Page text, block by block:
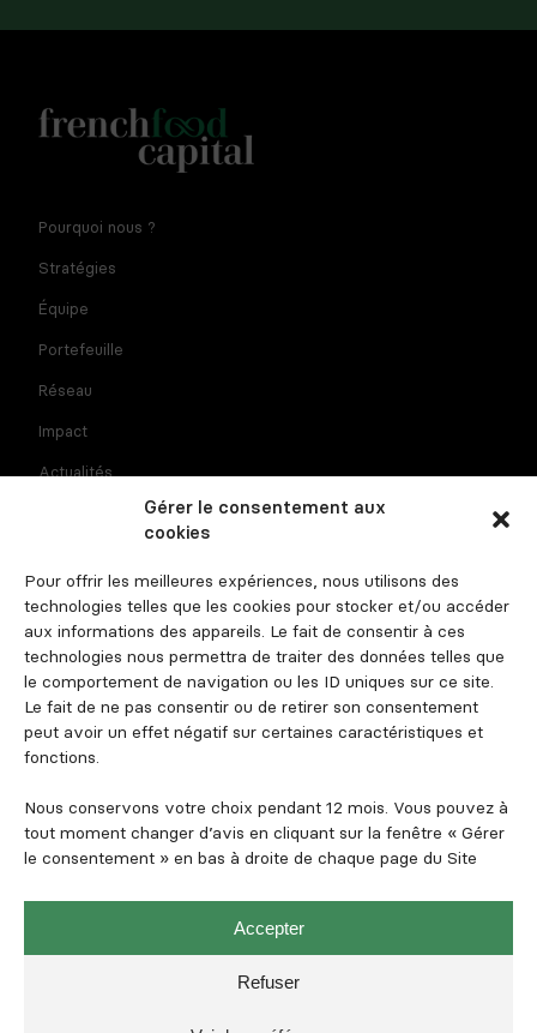
Gérer le consentement aux
cookies
Pour offrir les meilleures expériences, nous utilisons des
technologies telles que les cookies pour stocker et/ou accéder
aux informations des appareils. Le fait de consentir à ces
technologies nous permettra de traiter des données telles que
le comportement de navigation ou les ID uniques sur ce site.
Le fait de ne pas consentir ou de retirer son consentement
peut avoir un effet négatif sur certaines caractéristiques et
fonctions.
Nous conservons votre choix pendant 12 mois. Vous pouvez à
tout moment changer d’avis en cliquant sur la fenêtre « Gérer
le consentement » en bas à droite de chaque page du Site
Accepter
Refuser
Notre newsletter est réservée aux dirigeants et
adresse e-mail vous consentez à recevoir la newsletter par
données à caractère personnel et sur vos droits, consultez
Pourquoi nous ?
Stratégies
Équipe
Portefeuille
Réseau
Impact
Actualités
Suivez-nous
Mentions légales et informations règlementaires
Politique de cookies